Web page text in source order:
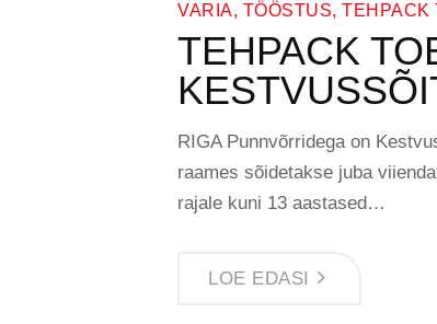
VARIA, TÖÖSTUS, TEHPACK
TEHPACK
RIGA Punnvõrridega on
raames sõidetakse juba
rajale kuni 13 aastased…
LOE EDASI